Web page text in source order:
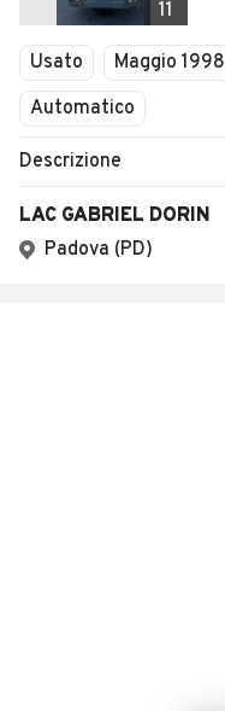
11
Usato Maggio 1998
Automatico
Descrizione
LAC GABRIEL DORIN
Padova (PD)